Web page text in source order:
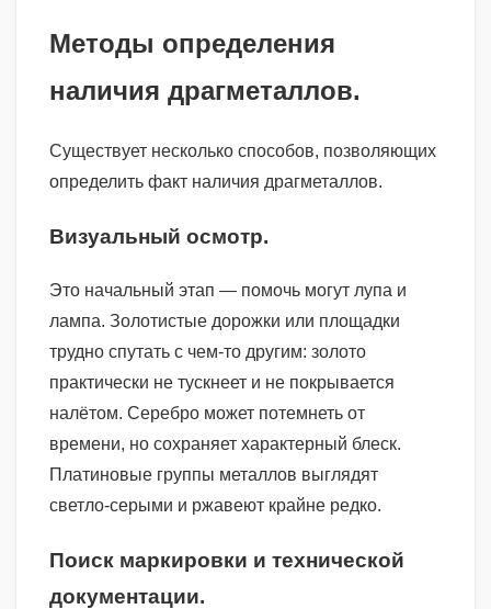
Методы определения
наличия драгметаллов.
Существует несколько способов, позволяющих
определить факт наличия драгметаллов.
Визуальный осмотр.
Это начальный этап — помочь могут лупа и
лампа. Золотистые дорожки или площадки
трудно спутать с чем-то другим: золото
практически не тускнеет и не покрывается
налётом. Серебро может потемнеть от
времени, но сохраняет характерный блеск.
Платиновые группы металлов выглядят
светло-серыми и ржавеют крайне редко.
Поиск маркировки и технической
документации.